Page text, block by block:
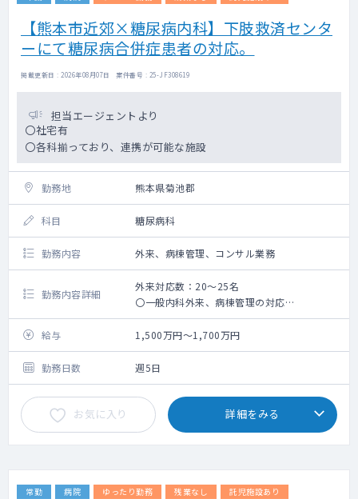
【熊本市近郊×糖尿病内科】下肢救済センタ
ーにて糖尿病合併症患者の対応。
掲載更新日 : 2026年08月07日 案件番号 : 25-JF308619
担当エージェントより
〇社宅有
〇各科揃っており、連携が可能な施設
勤務地 熊本県菊池郡
科目 糖尿病科
勤務内容 外来、病棟管理、コンサル業務
勤務内容詳細
外来対応数：20～25名
〇一般内科外来、病棟管理の対応
〇下肢救済センター患者の糖尿病合併症治療
をお願いいたします。
給与 1,500万円～1,700万円
勤務日数 週5日
お気に入り 詳細をみる
常勤 病院 ゆったり勤務 残業なし 託児施設あり